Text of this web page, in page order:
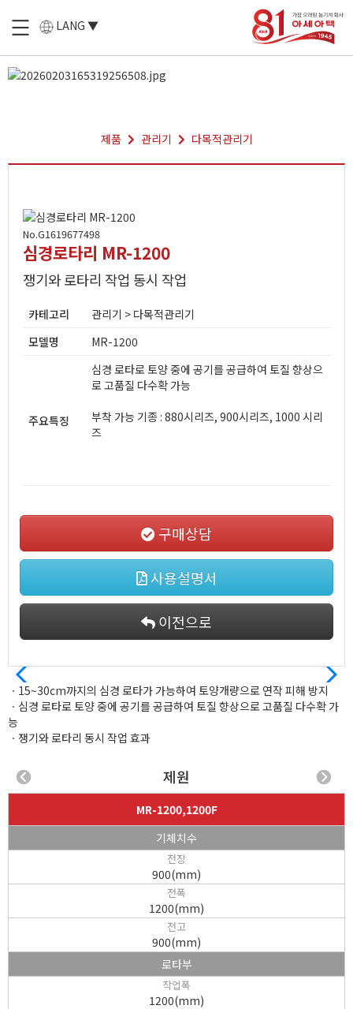
LANG ▼
제품 관리기 다목적관리기
No.G1619677498
심경로타리 MR-1200
쟁기와 로타리 작업 동시 작업
카테고리
관리기 > 다목적관리기
모델명
MR-1200
주요특징
심경 로타로 토양 중에 공기를 공급하여 토질 향상으
로 고품질 다수확 가능
부착 가능 기종 : 880시리즈, 900시리즈, 1000 시리
즈
구매상담
사용설명서
이전으로
ㆍ15~30cm까지의 심경 로타가 가능하여 토양개량으로 연작 피해 방지
ㆍ심경 로타로 토양 중에 공기를 공급하여 토질 향상으로 고품질 다수확 가
능
ㆍ쟁기와 로타리 동시 작업 효과
제원
MR-1200,1200F
기체치수
전장
900(mm)
전폭
1200(mm)
전고
900(mm)
로타부
작업폭
1200(mm)